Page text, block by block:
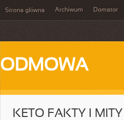
Strona główna Archiwum Domator
ODMOWA
KETO FAKTY I MITY